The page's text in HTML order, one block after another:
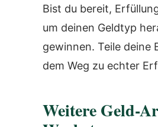
Bist du bereit,
um deinen Geldtyp
gewinnen. Teile deine
dem Weg zu echter
Weitere Geld-